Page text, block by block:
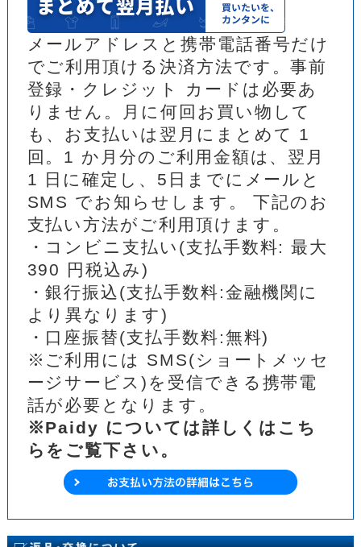
メールアドレスと携帯電話番号だけ
でご利用頂ける決済方法です。事前
登録・クレジット カードは必要あ
りません。月に何回お買い物して
も、お支払いは翌月にまとめて 1
回。1 か月分のご利用金額は、翌月
1 日に確定し、5日までにメールと
SMS でお知らせします。 下記のお
支払い方法がご利用頂けます。
・コンビニ支払い(支払手数料: 最大
390 円税込み)
・銀行振込(支払手数料:金融機関に
より異なります)
・口座振替(支払手数料:無料)
※ご利用には SMS(ショートメッセ
ージサービス)を受信できる携帯電
話が必要となります。
※Paidy については詳しくはこち
らをご覧下さい。